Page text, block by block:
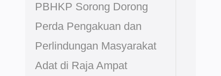
PBHKP Sorong Dorong
Perda Pengakuan dan
Perlindungan Masyarakat
Adat di Raja Ampat